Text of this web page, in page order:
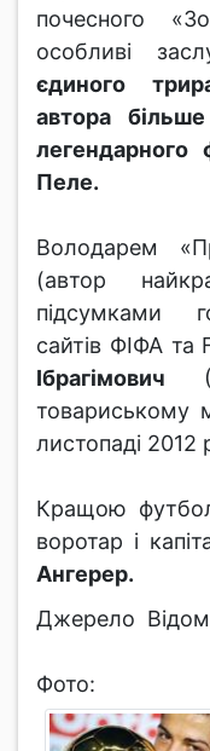
почесного
особливі
єдиного
автора
легендарного
Пеле.
Володарем
(автор
підсумками
сайтів ФІФА та
Ібрагімович
товариському
листопаді 2012
Кращою
воротар і
Ангерер.
Джерело
Фото: